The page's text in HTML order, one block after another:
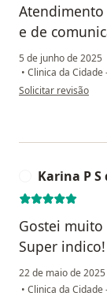
Atendimento
e de
5 de junho de 2025
• Clinica da Cidade
na opinião do
Solicitar revisão
Karina P
Gostei
Super indico!
22 de maio de 2025
• Clinica da Cidade